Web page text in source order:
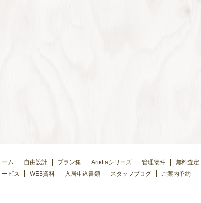
ーム 自由設計 プラン集 Ariettaシリーズ 管理物件 無料査定
ービス WEB資料 入居申込書類 スタッフブログ ご案内予約